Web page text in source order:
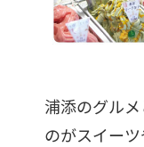
浦添のグル
のがスイー